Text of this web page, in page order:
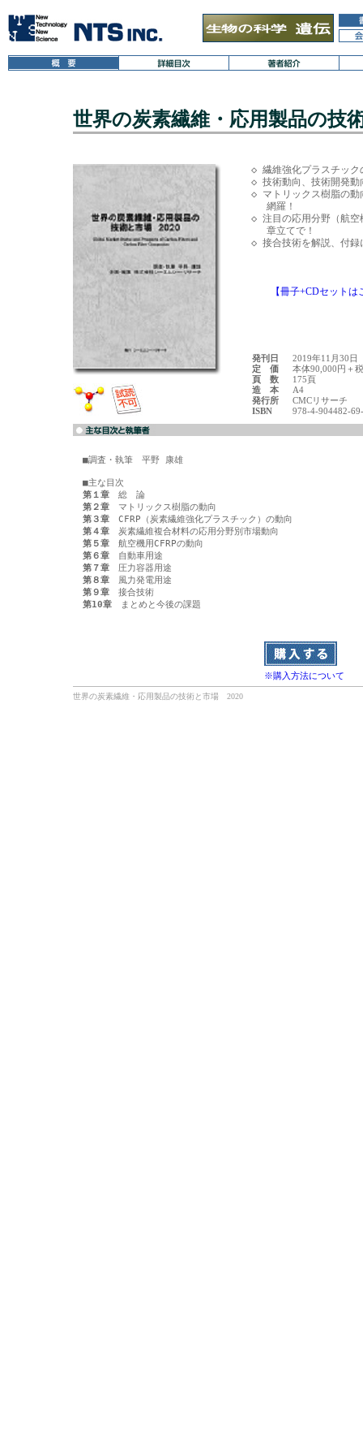
世界の炭素繊維・応用製品の技
◇ 繊維強化プラスチック
◇ 技術動向、技術開発動
◇ マトリックス樹脂の動
網羅！
◇ 注目の応用分野（航空
章立てで！
◇ 接合技術を解説、付録
【冊子+CDセットは
発刊日
2019年11月30日
定 価
本体90,000円＋税
頁 数
175頁
造 本
A4
発行所
CMCリサーチ
ISBN
978-4-904482-
■調査・執筆　平野 康雄
第１章
第２章
第３章
第４章
第５章
第６章
第７章
第８章
第９章
第10章 まとめと今後の課題
※購入方法について
世界の炭素繊維・応用製品の技術と市場 2020